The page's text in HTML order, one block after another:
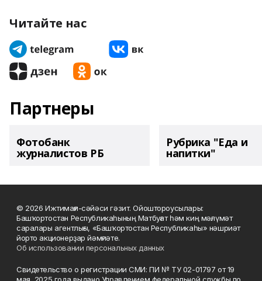
Читайте нас
Партнеры
Фотобанк
журналистов РБ
Рубрика "Еда и
напитки"
© 2026 Ижтимағи-сәйәси гәзит. Ойоштороусылары:
Башҡортостан Республикаһының Матбуғат һәм киң мәғлүмәт
саралары агентлығы, «Башҡортостан Республикаһы» нәшриәт
йорто акционерҙар йәмғиәте.
Об использовании персональных данных
Свидетельство о регистрации СМИ: ПИ № ТУ 02-01797 от 19